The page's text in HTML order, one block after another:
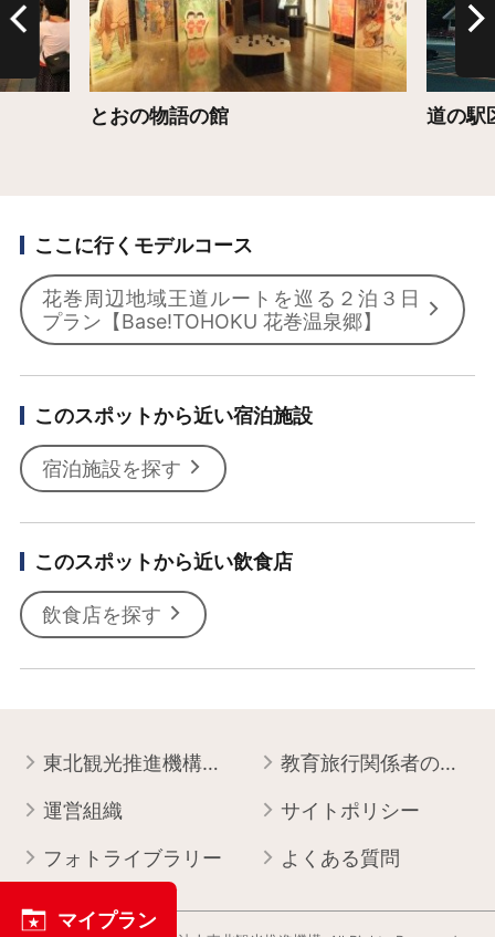
とおの物語の館 道の駅
ここに行くモデルコース
花巻周辺地域王道ルートを巡る２泊３日
プラン【Base!TOHOKU 花巻温泉郷】
このスポットから近い宿泊施設
宿泊施設を探す
このスポットから近い飲食店
飲食店を探す
東北観光推進機構について 教育旅行関係者の皆様へ
運営組織 サイトポリシー
フォトライブラリー よくある質問
マイプラン